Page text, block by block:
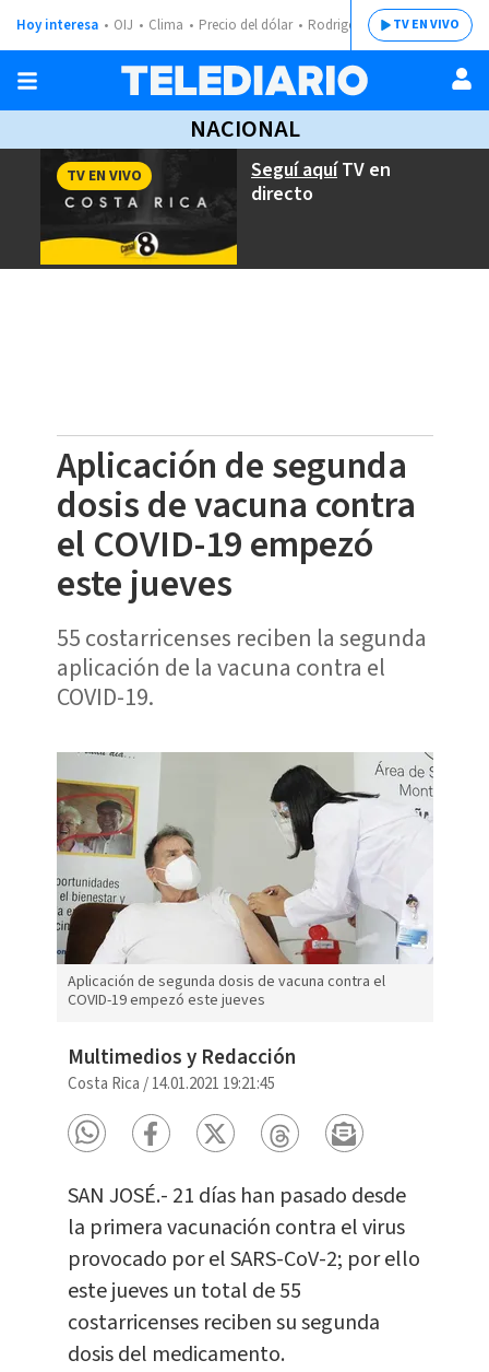
Hoy interesa OIJ Clima Precio del dólar Rodrigo ChavesTV EN VIVO
NACIONAL
Seguí aquíTV en
directo
TV EN VIVO
Aplicación de segunda
dosis de vacuna contra
el COVID-19 empezó
este jueves
55 costarricenses reciben la segunda
aplicación de la vacuna contra el
COVID-19.
Aplicación de segunda dosis de vacuna contra el
COVID-19 empezó este jueves
Multimedios y Redacción
Costa Rica /14.01.2021 19:21:45
SAN JOSÉ.- 21 días han pasado desde
la primera vacunación contra el virus
provocado por el SARS-CoV-2; por ello
este jueves un total de 55
costarricenses reciben su segunda
dosis del medicamento.